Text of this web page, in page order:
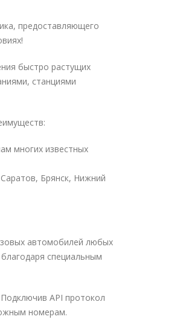
предоставляющего
быстро растущих
станциями
многих известных
Брянск, Нижний
автомобилей любых
специальным
API протокол
номерам.